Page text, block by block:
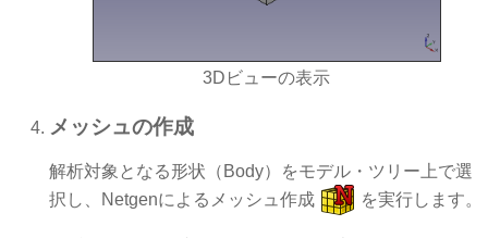
3Dビューの表示
メッシュの作成
解析対象となる形状（Body）をモデル・ツリー上で選
択し、Netgenによるメッシュ作成
を実行します。